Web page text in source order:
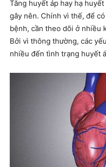
Tăng huyết áp hay hạ
gây nên. Chính vì thế, để
bệnh, cần theo dõi ở nhiều
Bởi vì thông thường, các
nhiều đến tình trạng huyết